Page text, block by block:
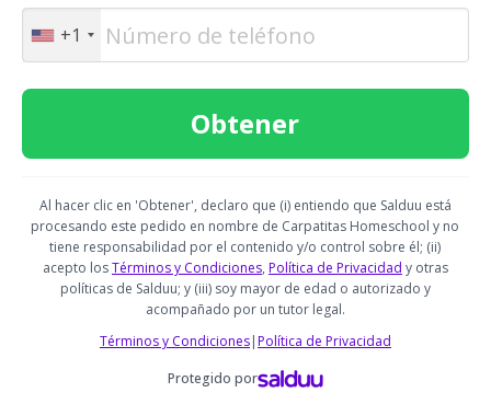
+1
Al hacer clic en 'Obtener', declaro que (i) entiendo que Salduu está
procesando este pedido en nombre de Carpatitas Homeschool y no
tiene responsabilidad por el contenido y/o control sobre él; (ii)
acepto losTérminos y Condiciones, Política de Privacidad y otras
políticas de Salduu; y (iii) soy mayor de edad o autorizado y
acompañado por un tutor legal.
Términos y Condiciones|Política de Privacidad
Protegido por